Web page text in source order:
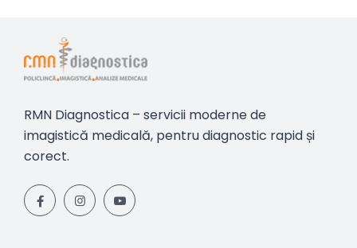
RMN Diagnostica – servicii moderne de
imagistică medicală, pentru diagnostic rapid și
corect.